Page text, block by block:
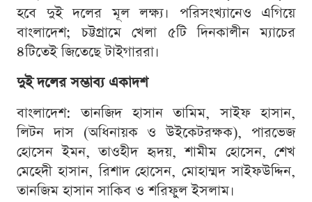
হবে দুই দলের মূল লক্ষ্য। পরিসংখ্যানেও এগিয়ে
বাংলাদেশ; চট্টগ্রামে খেলা ৫টি দিনকালীন ম্যাচের
৪টিতেই জিতেছে টাইগাররা।
দুই দলের সম্ভাব্য একাদশ
বাংলাদেশ: তানজিদ হাসান তামিম, সাইফ হাসান,
লিটন দাস (অধিনায়ক ও উইকেটরক্ষক), পারভেজ
হোসেন ইমন, তাওহীদ হৃদয়, শামীম হোসেন, শেখ
মেহেদী হাসান, রিশাদ হোসেন, মোহাম্মদ সাইফউদ্দিন,
তানজিম হাসান সাকিব ও শরিফুল ইসলাম।